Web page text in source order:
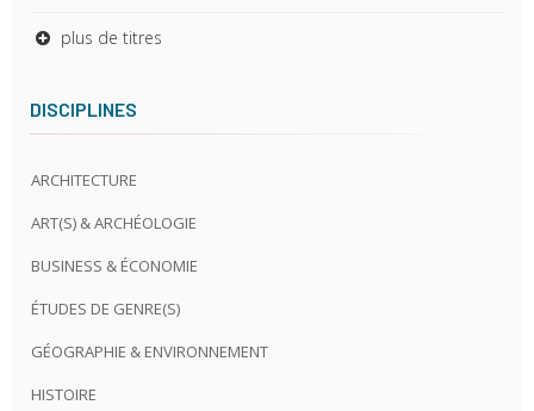
plus de titres
DISCIPLINES
ARCHITECTURE
ART(S) & ARCHÉOLOGIE
BUSINESS & ÉCONOMIE
ÉTUDES DE GENRE(S)
GÉOGRAPHIE & ENVIRONNEMENT
HISTOIRE